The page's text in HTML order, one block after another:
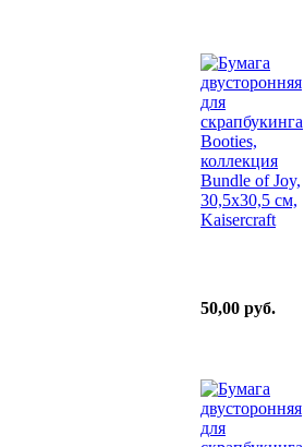
50,00 руб.